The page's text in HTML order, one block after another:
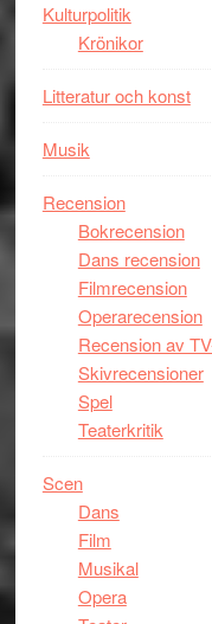
Kulturpolitik
Krönikor
Litteratur och konst
Musik
Recension
Bokrecension
Dans recension
Filmrecension
Operarecension
Recension av
Skivrecensioner
Spel
Teaterkritik
Scen
Dans
Film
Musikal
Opera